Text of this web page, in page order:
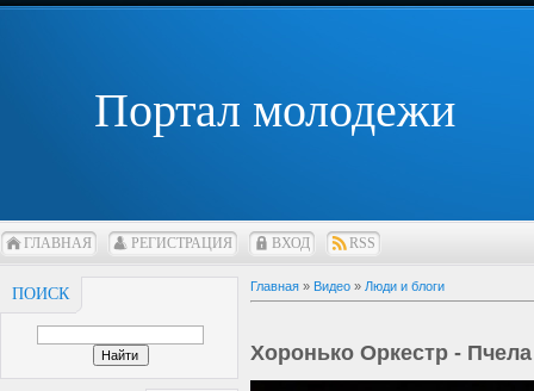
Портал молодежи
ГЛАВНАЯ РЕГИСТРАЦИЯ ВХОД RSS
ПОИСК Главная » Видео » Люди и блоги
Хоронько Оркестр - Пчела